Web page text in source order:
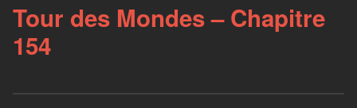
Tour des Mondes – Chapitre
154